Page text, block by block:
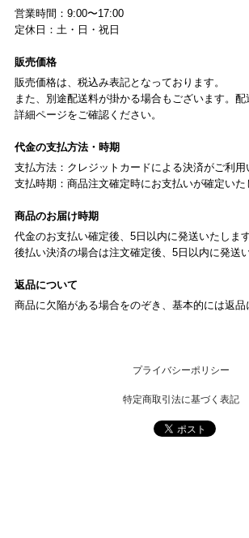
営業時間：9:00〜17:00
定休日：土・日・祝日
販売価格
販売価格は、税込み表記となっております。
また、別途配送料が掛かる場合もございます。
詳細ページをご確認ください。
代金の支払方法・時期
支払方法：クレジットカードによる決済がご利用
支払時期：商品注文確定時にお支払いが確定いた
商品のお届け時期
代金のお支払い確定後、5日以内に発送いたします
後払い決済の場合は注文確定後、5日以内に発送
返品について
商品に欠陥がある場合をのぞき、基本的には返品
プライバシーポリシー
特定商取引法に基づく表記